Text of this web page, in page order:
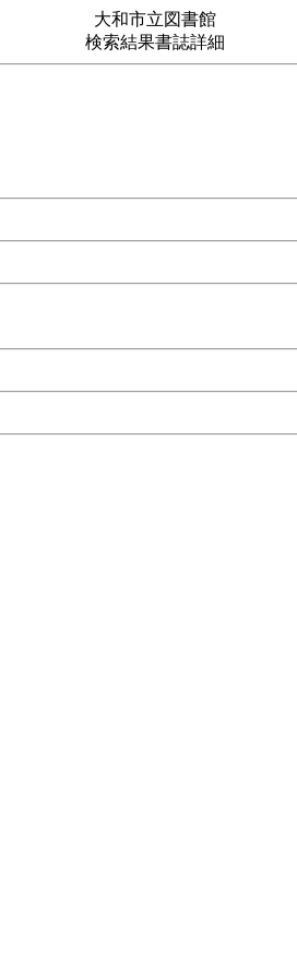
大和市立図書館
検索結果書誌詳細